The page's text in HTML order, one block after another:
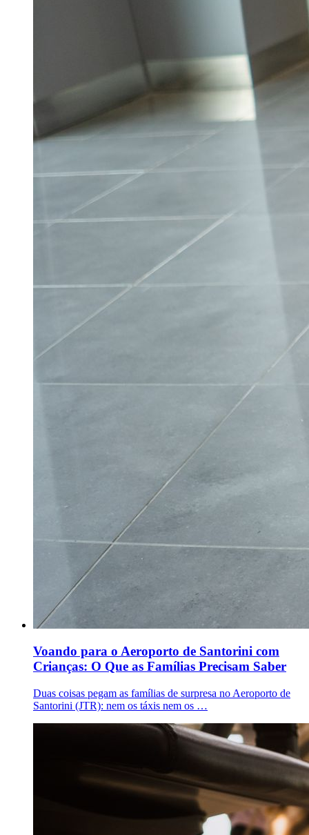
Voando para o Aeroporto de Santorini com
Crianças: O Que as Famílias Precisam Saber
Duas coisas pegam as famílias de surpresa no Aeroporto de
Santorini (JTR): nem os táxis nem os …